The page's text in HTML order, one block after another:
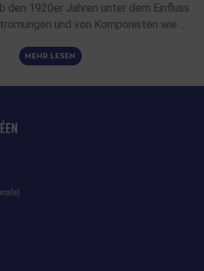
den 1920er Jahren unter dem Einfluss
und von Komponisten wie…
MEHR LESEN